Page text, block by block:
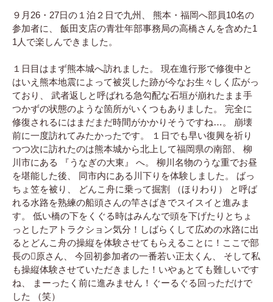
９月26・27日の１泊２日で九州、 熊本・福岡へ部員10名の
参加者に、 飯田支店の青壮年部事務局の高橋さんを含めた1
1人で楽しんできました。
１日目はまず熊本城へ訪れました。 現在進行形で修復中と
はいえ熊本地震によって被災した跡が今なお生々しく広がっ
ており、 武者返しと呼ばれる急勾配な石垣が崩れたまま手
つかずの状態のような箇所がいくつもありました。 完全に
修復されるにはまだまだ時間がかかりそうですね…。 崩壊
前に一度訪れてみたかったです。 １日でも早い復興を祈り
つつ次に訪れたのは熊本城から北上して福岡県の南部、 柳
川市にある 『うなぎの大東』 へ。 柳川名物のうな重でお昼
を堪能した後、 同市内にある川下りを体験しました。 ばっ
ちょ笠を被り、 どんこ舟に乗って掘割 （ほりわり） と呼ば
れる水路を熟練の船頭さんの竿さばきでスイスイと進みま
す。 低い橋の下をくぐる時はみんなで頭を下げたりとちょ
っとしたアトラクション気分！しばらくして広めの水路に出
るとどんこ舟の操縦を体験させてもらえることに！ここで部
長の原さん、 今回初参加者の一番若い正太くん、 そして私
も操縦体験させていただきました！いやぁとても難しいです
ね、 まーったく前に進みません！ぐーるぐる回っただけで
した （笑）